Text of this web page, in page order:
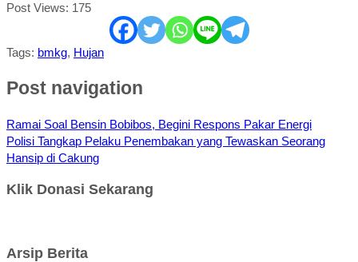
Post Views: 175
Tags: bmkg, Hujan
Post navigation
Ramai Soal Bensin Bobibos, Begini Respons Pakar Energi
Polisi Tangkap Pelaku Penembakan yang Tewaskan Seorang
Hansip di Cakung
Klik Donasi Sekarang
Arsip Berita